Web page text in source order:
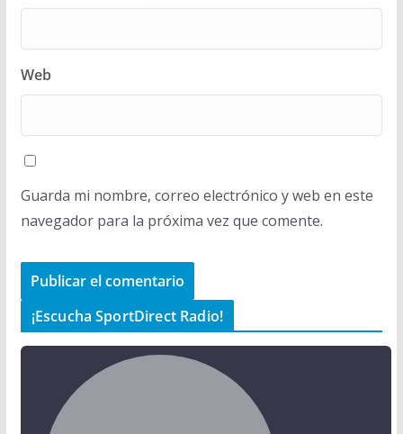
Web
Guarda mi nombre, correo electrónico y web en este
navegador para la próxima vez que comente.
¡Escucha SportDirect Radio!